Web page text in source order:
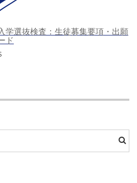
学選抜検査：生徒募集要項・出願
ド